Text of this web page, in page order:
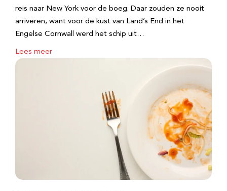
reis naar New York voor de boeg. Daar zouden ze nooit
arriveren, want voor de kust van Land’s End in het
Engelse Cornwall werd het schip uit…
Lees meer